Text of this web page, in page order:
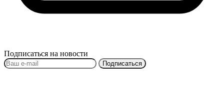
Подписаться на новости
Подписаться